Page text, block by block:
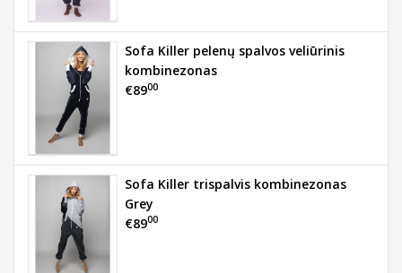
Sofa Killer pelenų spalvos veliūrinis
kombinezonas
€8900
Sofa Killer trispalvis kombinezonas
Grey
€8900